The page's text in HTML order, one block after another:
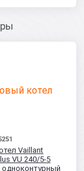
Vaillant
VU 240/5-5
одноконтурный